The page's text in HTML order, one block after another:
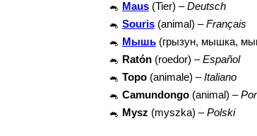
🐁 Maus(Tier) –Deutsch
🐁 Souris(animal) –Français
🐁 Мышь(грызун, мышка,
🐁 Ratón(roedor) –Español
🐁 Topo(animale) –Italiano
🐁 Camundongo(animal) –
🐁 Mysz (myszka) –Polski